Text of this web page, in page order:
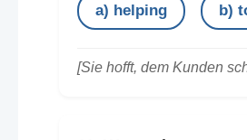
a) helping b)
[Sie hofft, dem Kunden